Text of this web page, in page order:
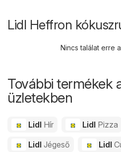
Lidl Heffron
Nincs találat erre
További termékek
üzletekben
Lidl Hír Lidl Pizza
Lidl Jégeső Lidl